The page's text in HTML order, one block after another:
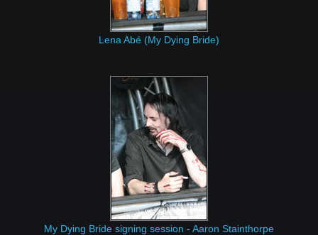
Lena Abé (My Dying Bride)
My Dying Bride signing session - Aaron Stainthorpe